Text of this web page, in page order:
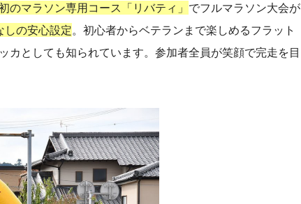
のマラソン専用コース「リバティ」 でフルマラソン大会が
しの安心設定。初心者からベテランまで楽しめるフラット
カとしても知られています。参加者全員が笑顔で完走を目